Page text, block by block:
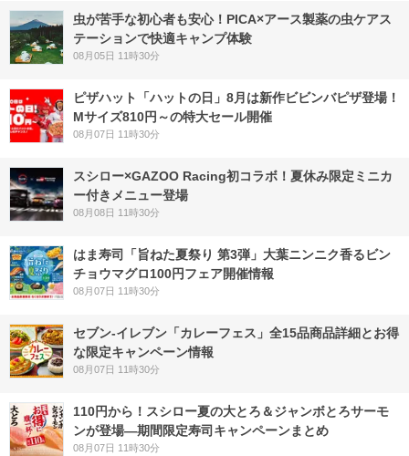
虫が苦手な初心者も安心！PICA×アース製薬の虫ケアス
テーションで快適キャンプ体験
08月05日 11時30分
ピザハット「ハットの日」8月は新作ビビンバピザ登場！
Mサイズ810円～の特大セール開催
08月07日 11時30分
スシロー×GAZOO Racing初コラボ！夏休み限定ミニカ
ー付きメニュー登場
08月08日 11時30分
はま寿司「旨ねた夏祭り 第3弾」大葉ニンニク香るビン
チョウマグロ100円フェア開催情報
08月07日 11時30分
セブン‐イレブン「カレーフェス」全15品商品詳細とお得
な限定キャンペーン情報
08月07日 11時30分
110円から！スシロー夏の大とろ＆ジャンボとろサーモ
ンが登場―期間限定寿司キャンペーンまとめ
08月07日 11時30分